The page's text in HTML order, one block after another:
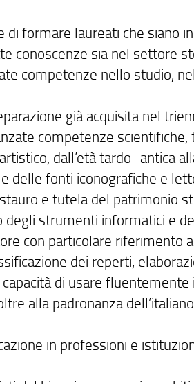
di formare laureati che siano
conoscenze sia nel settore
competenze nello studio,
già acquisita nel
competenze scientifiche,
dall’età tardo–antica
delle fonti iconografiche e
e tutela del patrimonio
degli strumenti informatici e
con particolare riferimento
dei reperti,
di usare
alla padronanza
in professioni e